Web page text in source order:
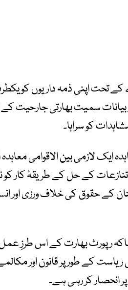
تحت اپنی ذمہ داریوں کو
بیانات سمیت بھارتی جارحیت
کو سراہا۔
لازمی بین الاقوامی معاہدہ
کے حل کے طریقۂ کار کو
کے حقوق کی خلاف ورزی اور
رپورٹ بھارت کے اس طرزِ
کے طور پر قانون اور
انحصار کر رہی ہے۔